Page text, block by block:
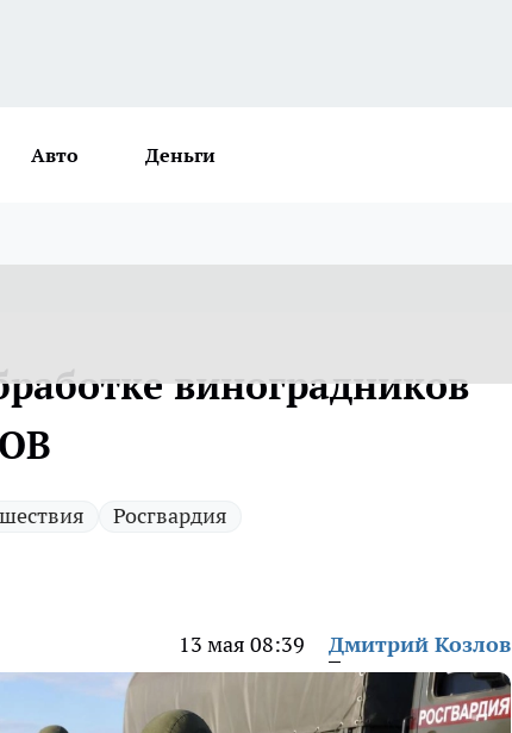
Авто Деньги
виноградников
Росгвардия
13 мая 08:39 Дмитрий Козлов